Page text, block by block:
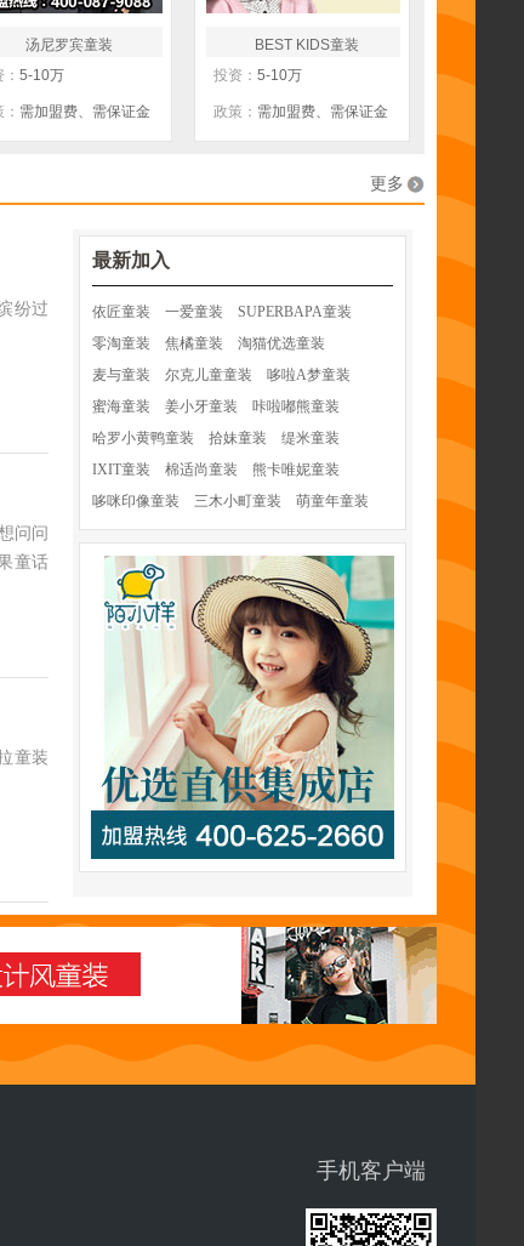
汤尼罗宾童装
5-10万
需加盟费、需保证金
BEST KIDS童装
投资： 5-10万
政策： 需加盟费、需保证金
更多
纷过
问问
童话
童装
最新加入
依匠童装 一爱童装
SUPERBAPA童装
零淘童装
焦橘童装
淘猫优选童装
麦与童装
尔克儿童童装
哆啦A梦童装
蜜海童装
姜小牙童装
咔啦嘟熊童装
哈罗小黄鸭童装
拾妹童装
缇米童装
IXIT童装
棉适尚童装
熊卡唯妮童装
哆咪印像童装
三木小町童装 萌童年童装
手机客户端